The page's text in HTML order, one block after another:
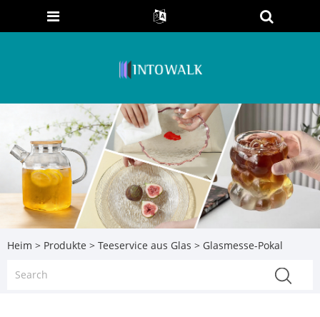
Heim > Produkte > Teeservice aus Glas > Glasmesse-Pokal